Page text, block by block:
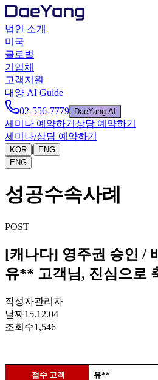
법인 소개
미국
글로벌
기업체
고객지원
대양 AI Guide
02-556-7779
DaeYang AI
세미나 예약하기 상담 예약하기
세미나/상담 예약하기
KOR |
ENG
ENG
성공수속사례
POST
[캐나다] 영주권 승인 /
유** 고객님, 진심으로
작성자관리자
날짜15.12.04
조회수1,546
접수 고객 유**